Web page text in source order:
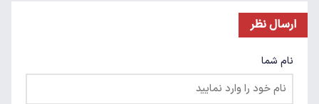
ارسال نظر
نام شما